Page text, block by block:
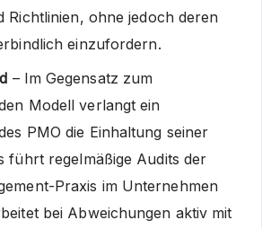
Richtlinien, ohne jedoch deren
einzufordern.
– Im Gegensatz zum
Modell verlangt ein
PMO die Einhaltung seiner
führt regelmäßige Audits der
Praxis im Unternehmen
bei Abweichungen aktiv mit